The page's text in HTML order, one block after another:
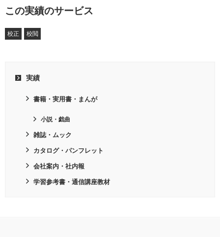
この実績のサービス
校正 校閲
実績
書籍・実用書・まんが
小説・戯曲
雑誌・ムック
カタログ・パンフレット
会社案内・社内報
学習参考書・通信講座教材